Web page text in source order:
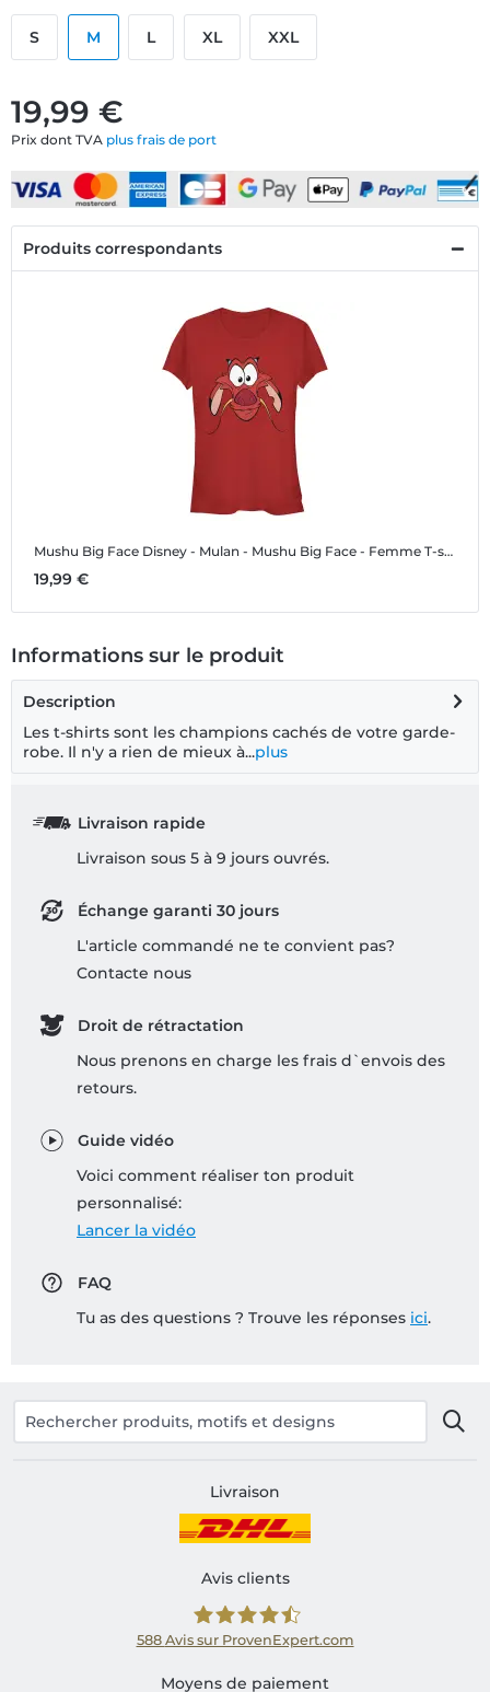
19,99 €
Prix dont TVA plus frais de port
S M L XL XXL
Produits correspondants
Mushu Big Face Disney - Mulan - Mushu Big Face - Femme T-shirt
19,99 €
Informations sur le produit
Description
Les t-shirts sont les champions cachés de votre garde-
robe. Il n'y a rien de mieux à...plus
Livraison rapide
Livraison sous 5 à 9 jours ouvrés.
Échange garanti 30 jours
L'article commandé ne te convient pas?
Contacte nous
Droit de rétractation
Nous prenons en charge les frais d`envois des
retours.
Guide vidéo
Voici comment réaliser ton produit
personnalisé:
Lancer la vidéo
FAQ
Tu as des questions ? Trouve les réponses ici.
Livraison
Avis clients
Shirtinator FR
588 Avis sur ProvenExpert.com
Moyens de paiement